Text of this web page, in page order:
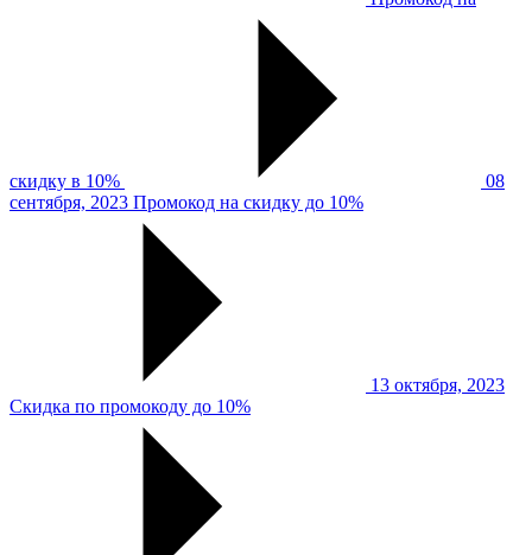
скидку в 10%
08
сентября, 2023 Промокод на скидку до 10%
13 октября, 2023
Скидка по промокоду до 10%